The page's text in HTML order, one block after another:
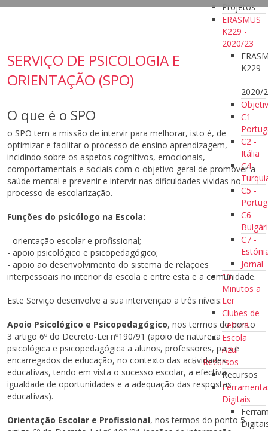
Projetos
ERASMUS
K229 -
2020/23
K229
-
2020/
C1 -
C2 -
Itália
C4 -
C5 -
C6 -
C7 -
Jornal
10
Minutos a
Ler
Clubes de
Leitura
Escola
Azul
Recursos
Recursos
Digitais
SERVIÇO DE PSICOLOGIA E
ORIENTAÇÃO (SPO)
O que é o SPO
o SPO tem a missão de intervir para melhorar, isto é, de
optimizar e facilitar o processo de ensino aprendizagem,
incidindo sobre os aspetos cognitivos, emocionais,
comportamentais e sociais com o objetivo geral de promover a
saúde mental e prevenir e intervir nas dificuldades vividas no
processo de escolarização.
Funções do psicólogo na Escola:
- orientação escolar e profissional;
- apoio psicológico e psicopedagógico;
- apoio ao desenvolvimento do sistema de relações
interpessoais no interior da escola e entre esta e a comunidade.
Este Serviço desenvolve a sua intervenção a três níveis:
Apoio Psicológico e Psicopedagógico, nos termos do ponto
3 artigo 6º do Decreto-Lei nº190/91 (apoio de natureza
psicológica e psicopedagógica a alunos, professores, pais e
encarregados de educação, no contexto das actividades
educativas, tendo em vista o sucesso escolar, a efectiva
igualdade de oportunidades e a adequação das respostas
educativas).
Orientação Escolar e Profissional, nos termos do ponto 5